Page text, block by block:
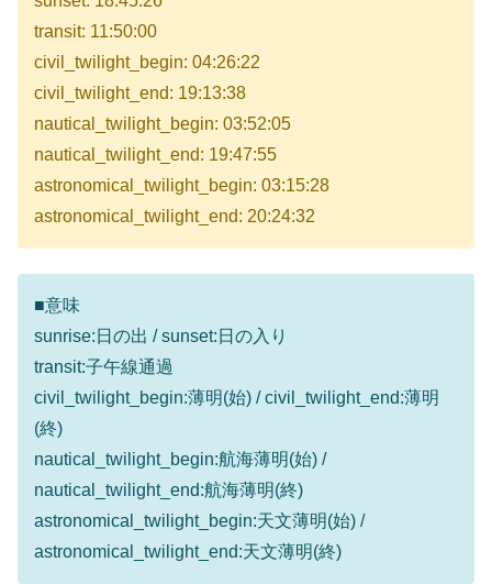
transit: 11:50:00
civil_twilight_begin: 04:26:22
civil_twilight_end: 19:13:38
nautical_twilight_begin: 03:52:05
nautical_twilight_end: 19:47:55
astronomical_twilight_begin: 03:15:28
astronomical_twilight_end: 20:24:32
■意味
sunrise:日の出 / sunset:日の入り
transit:子午線通過
civil_twilight_begin:薄明(始) / civil_twilight_end:薄明
(終)
nautical_twilight_begin:航海薄明(始) /
nautical_twilight_end:航海薄明(終)
astronomical_twilight_begin:天文薄明(始) /
astronomical_twilight_end:天文薄明(終)